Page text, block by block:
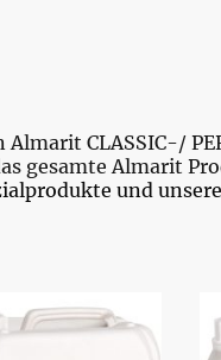
CLASSIC-/
gesamte Almarit
und